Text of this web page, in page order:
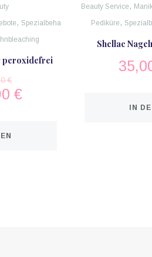
, Spezialbeha
peroxidefrei
€
€
Beauty Service,
Pediküre,
Shellac
IN